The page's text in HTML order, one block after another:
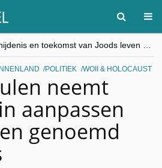
“Besnijdenisdebat toont hoe moeilijk seculiere Westen minderheden begrijpt”, Jinnih Beels (Vooruit)
CITYTRIP | ROEMENIË – Boekarest: de verrassing van Oost-Europa
POLITIEK WOII & HOLOCAUST
neemt
aanpassen
genoemd